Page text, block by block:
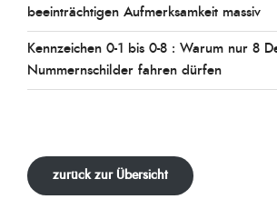
beeinträchtigen Aufmerksamkeit massiv
Kennzeichen 0-1 bis 0-8 : Warum nur 8
Nummernschilder fahren dürfen
zurück zur Übersicht